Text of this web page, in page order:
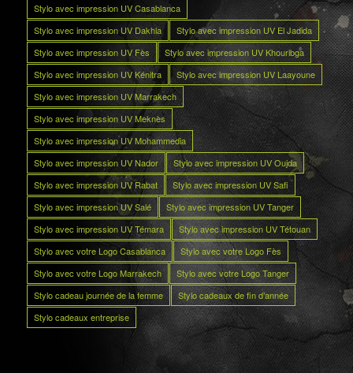
Stylo avec impression UV Casablanca
Stylo avec impression UV Dakhla
Stylo avec impression UV El Jadida
Stylo avec impression UV Fès
Stylo avec impression UV Khouribga
Stylo avec impression UV Kénitra
Stylo avec impression UV Laayoune
Stylo avec impression UV Marrakech
Stylo avec impression UV Meknès
Stylo avec impression UV Mohammedia
Stylo avec impression UV Nador
Stylo avec impression UV Oujda
Stylo avec impression UV Rabat
Stylo avec impression UV Safi
Stylo avec impression UV Salé
Stylo avec impression UV Tanger
Stylo avec impression UV Témara
Stylo avec impression UV Tétouan
Stylo avec votre Logo Casablanca
Stylo avec votre Logo Fès
Stylo avec votre Logo Marrakech
Stylo avec votre Logo Tanger
Stylo cadeau journée de la femme
Stylo cadeaux de fin d’année
Stylo cadeaux entreprise